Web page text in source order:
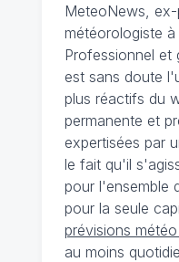
MeteoNews,
météorologiste
Professionnel et
est sans doute
plus réactifs du
permanente et
expertisées par
le fait qu'il
pour l'ensemble
pour la seule
prévisions
au moins